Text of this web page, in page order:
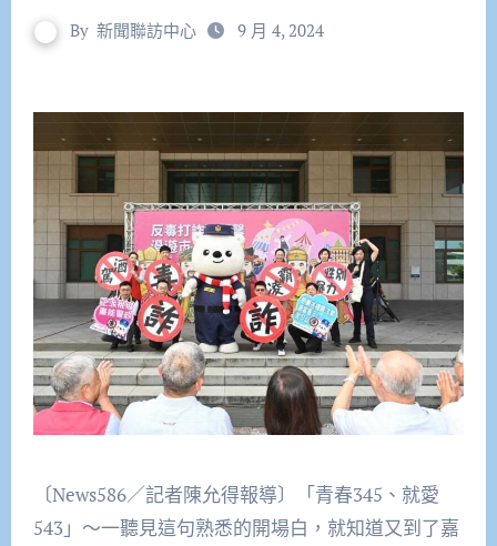
By 新聞聯訪中心 9 月 4, 2024
〔News586／記者陳允得報導〕「青春345、就愛
543」～一聽見這句熟悉的開場白，就知道又到了嘉